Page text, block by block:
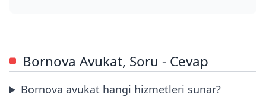
Bornova Avukat, Soru - Cevap
Bornova avukat hangi hizmetleri sunar?